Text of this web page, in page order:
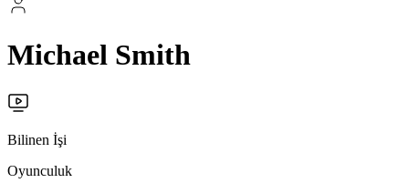
Michael Smith
Bilinen İşi
Oyunculuk